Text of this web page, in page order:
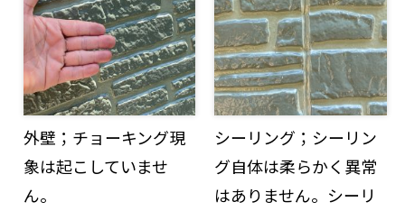
外壁；チョーキング現
象は起こしていませ
ん。
シーリング；シーリン
グ自体は柔らかく異常
はありません。シーリ